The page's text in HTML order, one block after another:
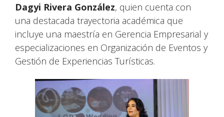
Dagyi Rivera González, quien cuenta con
una destacada trayectoria académica que
incluye una maestría en Gerencia Empresarial y
especializaciones en Organización de Eventos y
Gestión de Experiencias Turísticas.